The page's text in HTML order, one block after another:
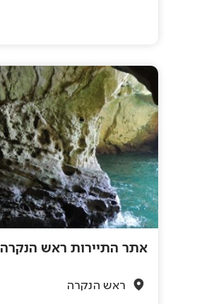
אתר התיירות ראש הנקרה
ראש הנקרה